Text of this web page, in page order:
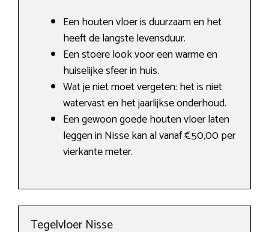
Een houten vloer is duurzaam en het
heeft de langste levensduur.
Een stoere look voor een warme en
huiselijke sfeer in huis.
Wat je niet moet vergeten: het is niet
watervast en het jaarlijkse onderhoud.
Een gewoon goede houten vloer laten
leggen in Nisse kan al vanaf €50,00 per
vierkante meter.
Tegelvloer Nisse